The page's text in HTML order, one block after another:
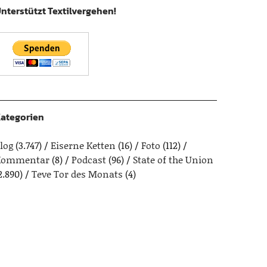
Textilvergehen!
(3.747) Eiserne Ketten (16) Foto (112)
(8) Podcast(96)
State of the Union
Teve Tor des Monats (4)